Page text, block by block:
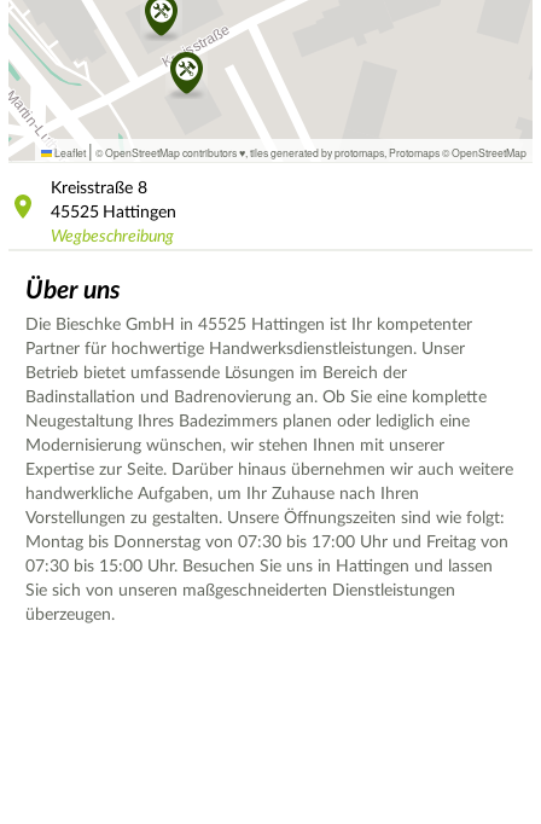
Leaflet | © OpenStreetMap contributors ♥, tiles generated by protomaps Protomaps©OpenStreetMap
Kreisstraße 8
45525 Hattingen
Wegbeschreibung
Über uns
Die Bieschke GmbH in 45525 Hattingen ist Ihr kompetenter
Partner für hochwertige Handwerksdienstleistungen. Unser
Betrieb bietet umfassende Lösungen im Bereich der
Badinstallation und Badrenovierung an. Ob Sie eine komplette
Neugestaltung Ihres Badezimmers planen oder lediglich eine
Modernisierung wünschen, wir stehen Ihnen mit unserer
Expertise zur Seite. Darüber hinaus übernehmen wir auch weitere
handwerkliche Aufgaben, um Ihr Zuhause nach Ihren
Vorstellungen zu gestalten. Unsere Öffnungszeiten sind wie folgt:
Montag bis Donnerstag von 07:30 bis 17:00 Uhr und Freitag von
07:30 bis 15:00 Uhr. Besuchen Sie uns in Hattingen und lassen
Sie sich von unseren maßgeschneiderten Dienstleistungen
überzeugen.